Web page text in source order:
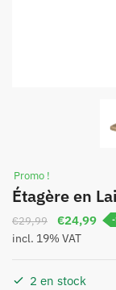
Promo !
Étagère en
€29,99 €24,99
incl. 19% VAT
2 en stock